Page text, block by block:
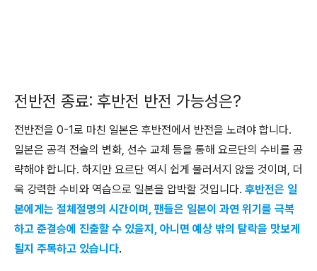
전반전 종료: 후반전 반전 가능성은?
전반전을 0-1로 마친 일본은 후반전에서 반전을 노려야 합니다.
일본은 공격 전술의 변화, 선수 교체 등을 통해 요르단의 수비를 공
략해야 합니다. 하지만 요르단 역시 쉽게 물러서지 않을 것이며, 더
욱 강력한 수비와 역습으로 일본을 압박할 것입니다. 후반전은 일
본에게는 절체절명의 시간이며, 팬들은 일본이 과연 위기를 극복
하고 준결승에 진출할 수 있을지, 아니면 예상 밖의 탈락을 맛보게
될지 주목하고 있습니다.